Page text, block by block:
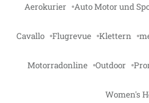
Aerokurier Auto Motor und
Cavallo Flugrevue Klettern
Motorradonline Outdoor
Women's